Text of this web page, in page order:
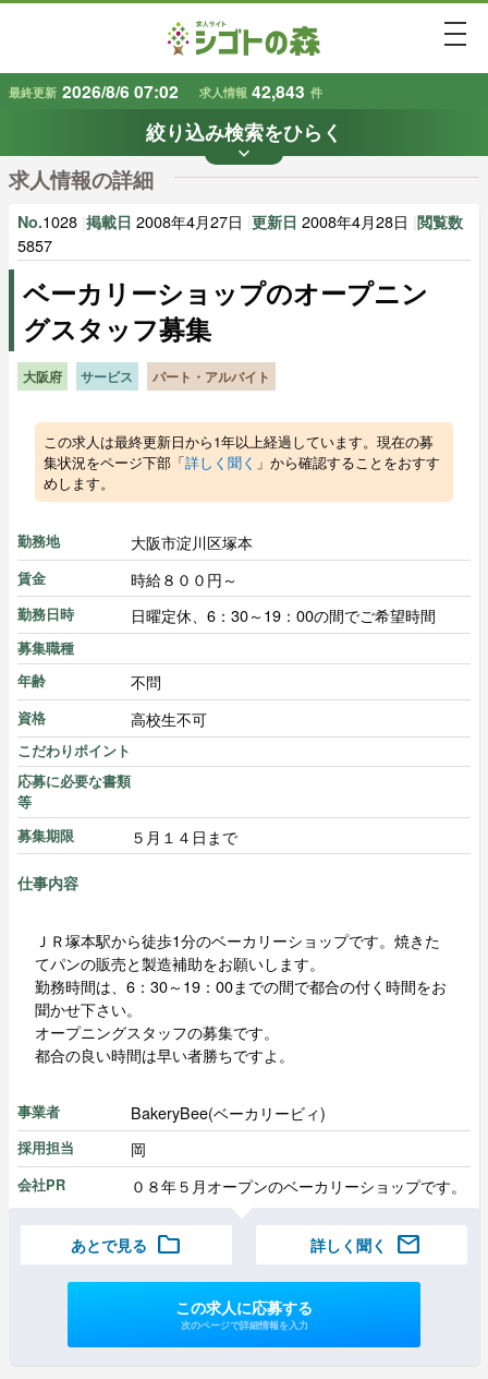
最終更新 2026/8/6 07:02 求人情報 42,843 件
絞り込み検索をひらく
keyboard_arrow_down
条件から探す
地域で探す 業種で探す
雇用形態で探す 賃金で探す
キーワードで探す
求人情報の詳細
No.1028 掲載日 2008年4月27日 更新日 2008年4月28日 閲覧数
5857
ベーカリーショップのオープニン
グスタッフ募集
大阪府 サービス パート・アルバイト
この求人は最終更新日から1年以上経過しています。現在の募
集状況をページ下部「詳しく聞く 」から確認することをおすす
めします。
勤務地 大阪市淀川区塚本
賃金 時給８００円～
勤務日時 日曜定休、6：30～19：00の間でご希望時間
募集職種
年齢
不問
資格 高校生不可
こだわりポイント
応募に必要な書類
等
募集期限
５月１４日まで
仕事内容
ＪＲ塚本駅から徒歩1分のベーカリーショップです。焼きた
てパンの販売と製造補助をお願いします。
勤務時間は、6：30～19：00までの間で都合の付く時間をお
聞かせ下さい。
オープニングスタッフの募集です。
都合の良い時間は早い者勝ちですよ。
事業者 BakeryBee(ベーカリービィ)
採用担当 岡
会社PR ０８年５月オープンのベーカリーショップです。
あとで見る folder 詳しく聞く mail
この求人に応募する
次のページで詳細情報を入力